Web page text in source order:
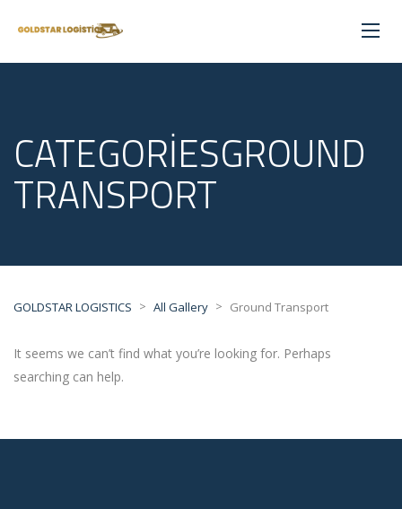
CATEGORIESGROUND
TRANSPORT
GOLDSTAR LOGISTICS > All Gallery > Ground Transport
It seems we can’t find what you’re looking for. Perhaps
searching can help.